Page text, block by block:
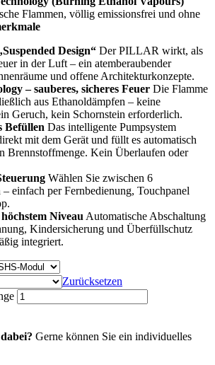
Flammen, völlig emissionsfrei und ohne
Design“ Der PILLAR wirkt, als
in der Luft – ein atemberaubender
und offene Architekturkonzepte.
– sauberes, sicheres Feuer Die Flamme
aus Ethanoldämpfen – keine
Geruch, kein Schornstein erforderlich.
Befüllen Das intelligente Pumpsystem
mit dem Gerät und füllt es automatisch
Brennstoffmenge. Kein Überlaufen oder
Wählen Sie zwischen 6
– einfach per Fernbedienung, Touchpanel
Niveau Automatische Abschaltung
Kindersicherung und Überfüllschutz
integriert.
Zurücksetzen
Gerne können Sie ein individuelles